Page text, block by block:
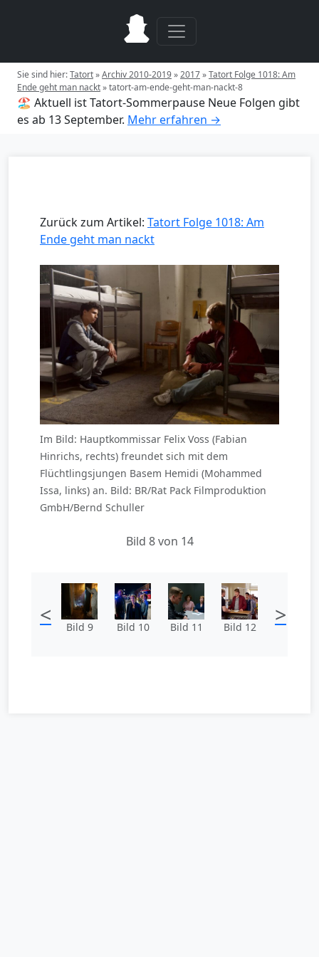
Sie sind hier:Tatort»Archiv 2010-2019»2017»Tatort Folge 1018: Am
Ende geht man nackt»tatort-am-ende-geht-man-nackt-8
🏖️ Aktuell ist Tatort-Sommerpause Neue Folgen gibt
es ab 13 September. Mehr erfahren →
Zurück zum Artikel: Tatort Folge 1018: Am
Ende geht man nackt
Im Bild: Hauptkommissar Felix Voss (Fabian
Hinrichs, rechts) freundet sich mit dem
Flüchtlingsjungen Basem Hemidi (Mohammed
Issa, links) an. Bild: BR/Rat Pack Filmproduktion
GmbH/Bernd Schuller
Bild 8 von 14
< Bild 9 Bild 10 Bild 11 Bild 12 >